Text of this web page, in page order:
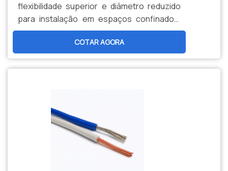
flexibilidade superior e diâmetro reduzido
para instalação em espaços confinados.
Atende à norma DIN 72551 com isolação
termorresistente (105°C) e tensão de
300V. Garante máxima eficiência na
transmissão de energia e sinais em
COTAR AGORA